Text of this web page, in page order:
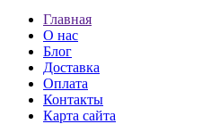
Главная
О нас
Блог
Доставка
Оплата
Контакты
Карта сайта